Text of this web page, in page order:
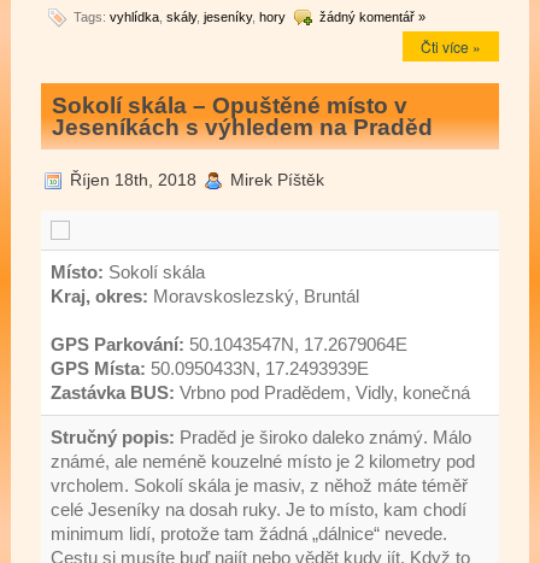
Tags: vyhlídka, skály, jeseníky, hory žádný komentář »
Čti více »
Sokolí skála – Opuštěné místo v
Jeseníkách s výhledem na Praděd
Říjen 18th, 2018 Mirek Píštěk
Místo: Sokolí skála
Kraj, okres: Moravskoslezský, Bruntál
GPS Parkování: 50.1043547N, 17.2679064E
GPS Místa: 50.0950433N, 17.2493939E
Zastávka BUS: Vrbno pod Pradědem, Vidly, konečná
Stručný popis: Praděd je široko daleko známý. Málo
známé, ale neméně kouzelné místo je 2 kilometry pod
vrcholem. Sokolí skála je masiv, z něhož máte téměř
celé Jeseníky na dosah ruky. Je to místo, kam chodí
minimum lidí, protože tam žádná „dálnice“ nevede.
Cestu si musíte buď najít nebo vědět kudy jít. Když to